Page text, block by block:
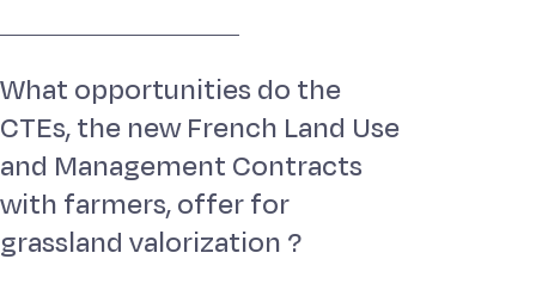
What opportunities do the
CTEs, the new French Land Use
and Management Contracts
with farmers, offer for
grassland valorization ?